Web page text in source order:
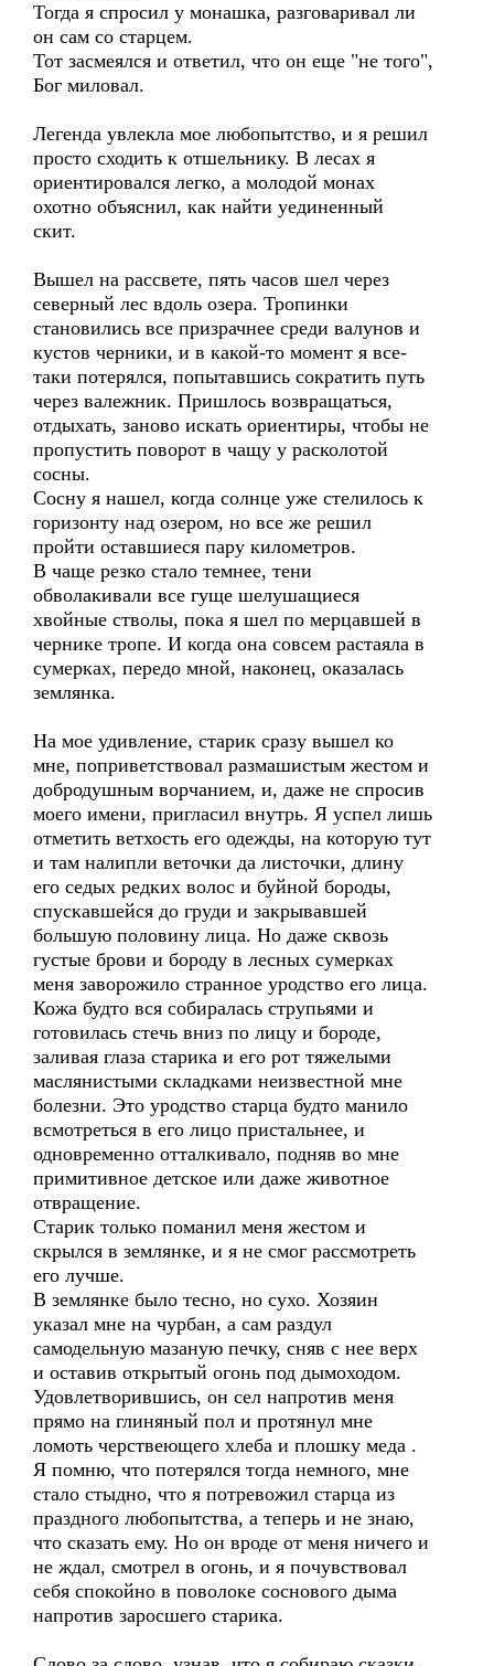
Тогда я спросил у монашка, разговаривал ли
он сам со старцем.
Тот засмеялся и ответил, что он еще "не того",
Бог миловал.
Легенда увлекла мое любопытство, и я решил
просто сходить к отшельнику. В лесах я
ориентировался легко, а молодой монах
охотно объяснил, как найти уединенный
скит.
Вышел на рассвете, пять часов шел через
северный лес вдоль озера. Тропинки
становились все призрачнее среди валунов и
кустов черники, и в какой-то момент я все-
таки потерялся, попытавшись сократить путь
через валежник. Пришлось возвращаться,
отдыхать, заново искать ориентиры, чтобы не
пропустить поворот в чащу у расколотой
сосны.
Сосну я нашел, когда солнце уже стелилось к
горизонту над озером, но все же решил
пройти оставшиеся пару километров.
В чаще резко стало темнее, тени
обволакивали все гуще шелушащиеся
хвойные стволы, пока я шел по мерцавшей в
чернике тропе. И когда она совсем растаяла в
сумерках, передо мной, наконец, оказалась
землянка.
На мое удивление, старик сразу вышел ко
мне, поприветствовал размашистым жестом и
добродушным ворчанием, и, даже не спросив
моего имени, пригласил внутрь. Я успел лишь
отметить ветхость его одежды, на которую тут
и там налипли веточки да листочки, длину
его седых редких волос и буйной бороды,
спускавшейся до груди и закрывавшей
большую половину лица. Но даже сквозь
густые брови и бороду в лесных сумерках
меня заворожило странное уродство его лица.
Кожа будто вся собиралась струпьями и
готовилась стечь вниз по лицу и бороде,
заливая глаза старика и его рот тяжелыми
маслянистыми складками неизвестной мне
болезни. Это уродство старца будто манило
всмотреться в его лицо пристальнее, и
одновременно отталкивало, подняв во мне
примитивное детское или даже животное
отвращение.
Старик только поманил меня жестом и
скрылся в землянке, и я не смог рассмотреть
его лучше.
В землянке было тесно, но сухо. Хозяин
указал мне на чурбан, а сам раздул
самодельную мазаную печку, сняв с нее верх
и оставив открытый огонь под дымоходом.
Удовлетворившись, он сел напротив меня
прямо на глиняный пол и протянул мне
ломоть черствеющего хлеба и плошку меда .
Я помню, что потерялся тогда немного, мне
стало стыдно, что я потревожил старца из
праздного любопытства, а теперь и не знаю,
что сказать ему. Но он вроде от меня ничего и
не ждал, смотрел в огонь, и я почувствовал
себя спокойно в поволоке соснового дыма
напротив заросшего старика.